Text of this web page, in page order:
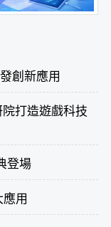
創新應用
打造遊戲科技
登場
用